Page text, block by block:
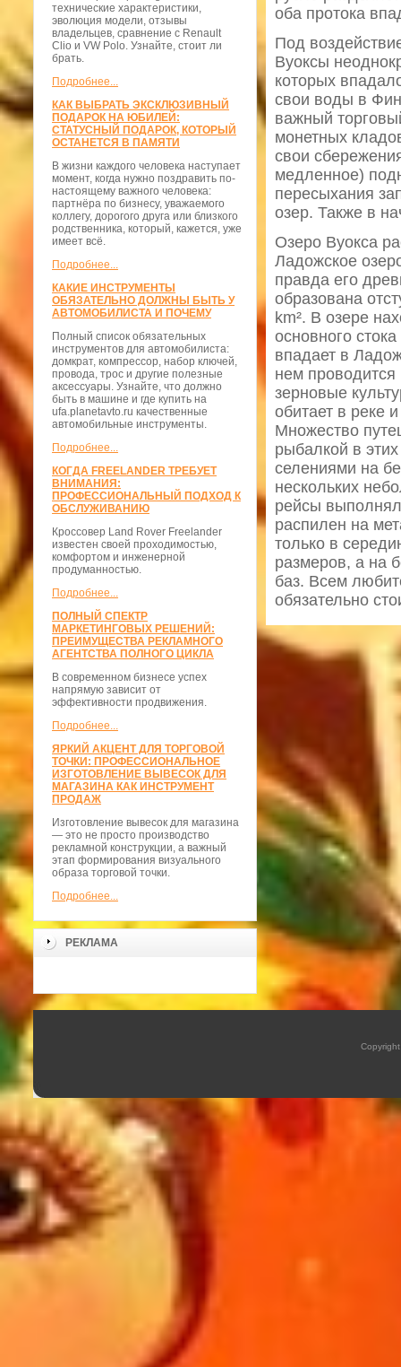
технические характеристики,
эволюция модели, отзывы
владельцев, сравнение с Renault
Clio и VW Polo. Узнайте, стоит ли
брать.
Подробнее...
КАК ВЫБРАТЬ ЭКСКЛЮЗИВНЫЙ
ПОДАРОК НА ЮБИЛЕЙ:
СТАТУСНЫЙ ПОДАРОК, КОТОРЫЙ
ОСТАНЕТСЯ В ПАМЯТИ
В жизни каждого человека наступает
момент, когда нужно поздравить по-
настоящему важного человека:
партнёра по бизнесу, уважаемого
коллегу, дорогого друга или близкого
родственника, который, кажется, уже
имеет всё.
Подробнее...
КАКИЕ ИНСТРУМЕНТЫ
ОБЯЗАТЕЛЬНО ДОЛЖНЫ БЫТЬ У
АВТОМОБИЛИСТА И ПОЧЕМУ
Полный список обязательных
инструментов для автомобилиста:
домкрат, компрессор, набор ключей,
провода, трос и другие полезные
аксессуары. Узнайте, что должно
быть в машине и где купить на
ufa.planetavto.ru качественные
автомобильные инструменты.
Подробнее...
КОГДА FREELANDER ТРЕБУЕТ
ВНИМАНИЯ:
ПРОФЕССИОНАЛЬНЫЙ ПОДХОД К
ОБСЛУЖИВАНИЮ
Кроссовер Land Rover Freelander
известен своей проходимостью,
комфортом и инженерной
продуманностью.
Подробнее...
ПОЛНЫЙ СПЕКТР
МАРКЕТИНГОВЫХ РЕШЕНИЙ:
ПРЕИМУЩЕСТВА РЕКЛАМНОГО
АГЕНТСТВА ПОЛНОГО ЦИКЛА
В современном бизнесе успех
напрямую зависит от
эффективности продвижения.
Подробнее...
ЯРКИЙ АКЦЕНТ ДЛЯ ТОРГОВОЙ
ТОЧКИ: ПРОФЕССИОНАЛЬНОЕ
ИЗГОТОВЛЕНИЕ ВЫВЕСОК ДЛЯ
МАГАЗИНА КАК ИНСТРУМЕНТ
ПРОДАЖ
Изготовление вывесок для магазина
— это не просто производство
рекламной конструкции, а важный
этап формирования визуального
образа торговой точки.
Подробнее...
РЕКЛАМА
оба протока
Под
Вуоксы
которых
свои воды в
важный
монетных
свои
медленное)
пересыхания
озер. Также в
Озеро Вуокса
Ладожское
правда его
образована
km². В озере
основного
впадает в
нем
зерновые
обитает в реке
Множество
рыбалкой в
селениями на
нескольких
рейсы
распилен на
только в
размеров, а на
баз. Всем
обязательно